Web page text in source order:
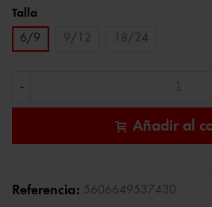
Talla
6/9
9/12 18/24
-
Añadir al
Referencia: 5606649537430